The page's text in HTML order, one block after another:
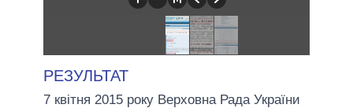
РЕЗУЛЬТАТ
7 квітня 2015 року Верховна Рада України